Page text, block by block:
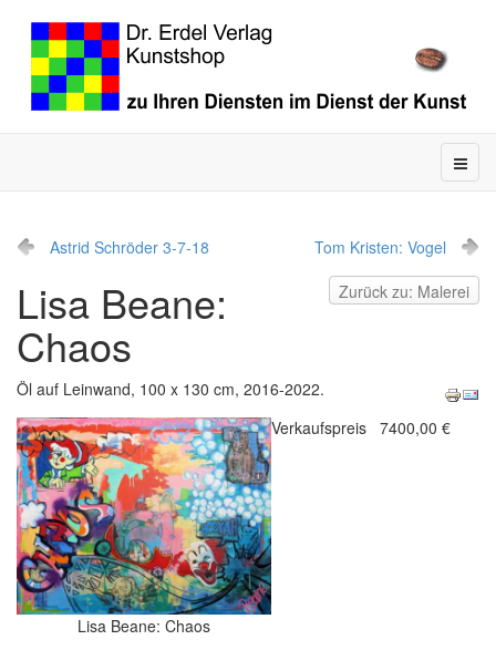
Astrid Schröder 3-7-18
Tom Kristen: Vogel
Zurück zu: Malerei
Lisa Beane:
Chaos
Öl auf Leinwand, 100 x 130 cm, 2016-2022.
Lisa Beane: Chaos
Verkaufspreis 7400,00 €